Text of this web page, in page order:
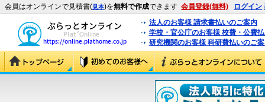
会員はオンラインで見積書(見本)を無料で作成できます 会員登録(無料) ログイン
法人のお客様 請求書払いのご案内
学校・官公庁のお客様 校費・公費
研究機関のお客様 科研費払いのご